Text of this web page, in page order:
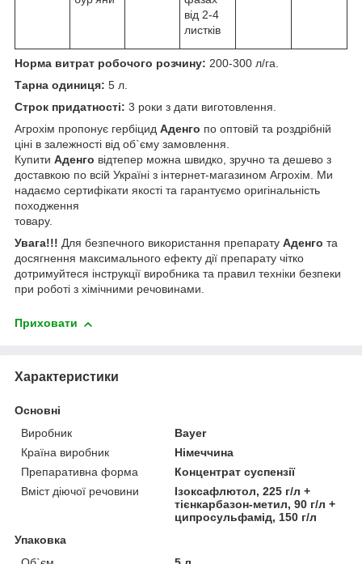
від 2-4
листків
Норма витрат робочого розчину: 200-300 л/га.
Тарна одиниця: 5 л.
Строк придатності: 3 роки з дати виготовлення.
Агрохім пропонує гербіцид Аденго по оптовій та роздрібній
ціні в залежності від об`єму замовлення.
Купити Аденго відтепер можна швидко, зручно та дешево з
доставкою по всій Україні з інтернет-магазином Агрохім. Ми
надаємо сертифікати якості та гарантуємо оригінальність
походження
товару.
Увага!!! Для безпечного використання препарату Аденго та
досягнення максимального ефекту дії препарату чітко
дотримуйтеся інструкції виробника та правил техніки безпеки
при роботі з хімічними речовинами.
Приховати
Характеристики
Основні
Виробник
Bayer
Країна виробник
Німеччина
Препаративна форма
Концентрат суспензії
Вміст діючої речовини
Ізоксафлютол, 225 г/л +
тієнкарбазон-метил, 90 г/л +
ципросульфамід, 150 г/л
Упаковка